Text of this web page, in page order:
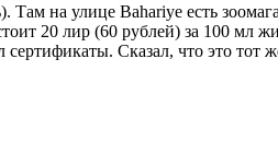
Там на улице Bahariye есть
20 лир (60 рублей) за 100 мл
Сказал, что это тот